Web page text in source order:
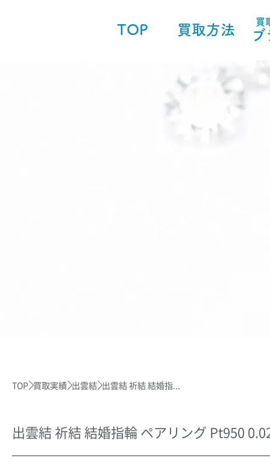
TOP 買取方法
買
ブ
TOP 買取実績 出雲結 出雲結 祈結 結婚指...
出雲結 祈結 結婚指輪 ペアリング Pt950